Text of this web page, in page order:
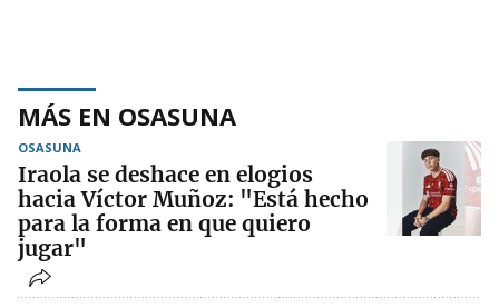
MÁS EN OSASUNA
OSASUNA
Iraola se deshace en elogios
hacia Víctor Muñoz: "Está hecho
para la forma en que quiero
jugar"